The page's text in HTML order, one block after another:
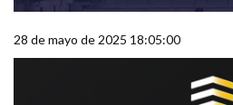
28 de mayo de 2025 18:05:00